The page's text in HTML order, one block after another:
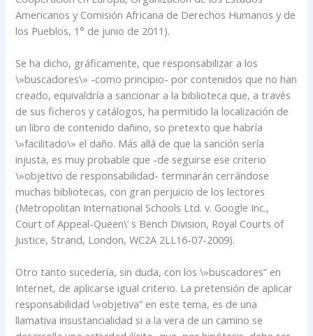
Americanos y Comisión Africana de Derechos Humanos y de
los Pueblos, 1° de junio de 2011).
Se ha dicho, gráficamente, que responsabilizar a los
\»buscadores\» -como principio- por contenidos que no han
creado, equivaldría a sancionar a la biblioteca que, a través
de sus ficheros y catálogos, ha permitido la localización de
un libro de contenido dañino, so pretexto que habría
\»facilitado\» el daño. Más allá de que la sanción sería
injusta, es muy probable que -de seguirse ese criterio
\»objetivo de responsabilidad- terminarán cerrándose
muchas bibliotecas, con gran perjuicio de los lectores
(Metropolitan International Schools Ltd. v. Google Inc.,
Court of Appeal-Queen\’ s Bench Division, Royal Courts of
Justice, Strand, London, WC2A 2LL16-07-2009).
Otro tanto sucedería, sin duda, con los \»buscadores” en
Internet, de aplicarse igual criterio. La pretensión de aplicar
responsabilidad \»objetiva” en este tema, es de una
llamativa insustancialidad si a la vera de un camino se